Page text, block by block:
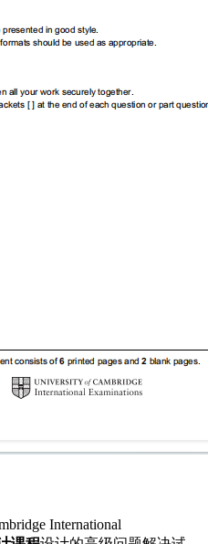
International